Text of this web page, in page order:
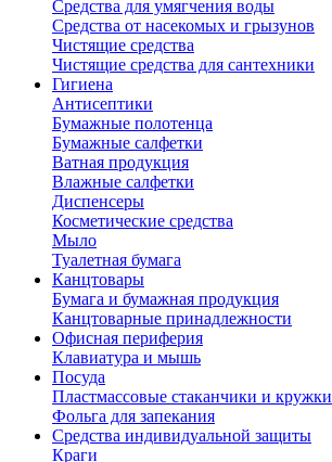
Средства для умягчения воды
Средства от насекомых и грызунов
Чистящие средства
Чистящие средства для сантехники
Гигиена
Антисептики
Бумажные полотенца
Бумажные салфетки
Ватная продукция
Влажные салфетки
Диспенсеры
Косметические средства
Мыло
Туалетная бумага
Канцтовары
Бумага и бумажная продукция
Канцтоварные принадлежности
Офисная периферия
Клавиатура и мышь
Посуда
Пластмассовые стаканчики и кружки
Фольга для запекания
Средства индивидуальной защиты
Краги